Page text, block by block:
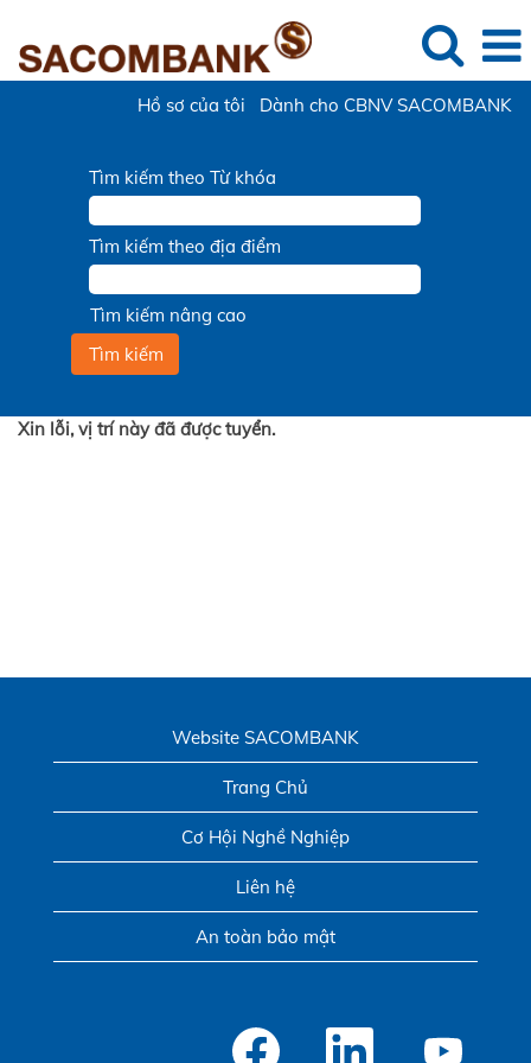
Hồ sơ của tôi Dành cho CBNV SACOMBANK
Tìm kiếm theo Từ khóa
Tìm kiếm theo địa điểm
Tìm kiếm nâng cao
Xin lỗi, vị trí này đã được tuyển.
Website SACOMBANK
Trang Chủ
Cơ Hội Nghề Nghiệp
Liên hệ
An toàn bảo mật
M
ở
M